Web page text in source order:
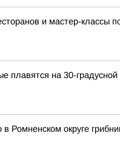
и мастер-классы
плавятся на 30-
в Ромненском округе